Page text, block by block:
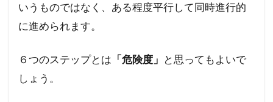
いうものではなく、ある程度平行して同時進行的
に進められます。
６つのステップとは 「危険度」 と思ってもよいで
しょう。
トランプ氏
トランプ大統領
デマ
ディープステート論
ビル・ゲイツ
マッカーサー
ホルコン制御